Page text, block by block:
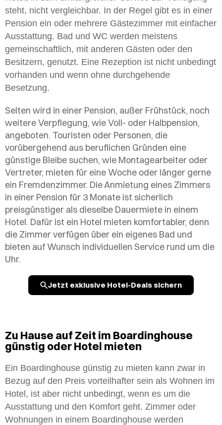
steht, nicht vergleichbar. In der Regel gibt es in einer
Pension ein oder mehrere Gästezimmer mit einfacher
Ausstattung. Bad und WC werden meistens
gemeinschaftlich, mit anderen Gästen oder den
Besitzern, genutzt. Eine Rezeption ist nicht unbedingt
vorhanden und wenn ohne durchgehende
Besetzung.
Selten wird in einer Pension, außer Frühstück, noch
weitere Verpflegung, wie Voll- oder Halbpension,
angeboten. Touristen oder Personen, die
vorübergehend aus beruflichen Gründen eine
günstige Bleibe suchen, wie Montagearbeiter oder
Vertreter, mieten für eine Woche oder länger gerne
ein Fremdenzimmer. Die Anmietung eines Zimmers
in einer Pension für 3 Monate ist sicherlich
preisgünstiger als dieselbe Dauermiete in einem
Hotel. Dafür ist ein Hotel mieten komfortabler, denn
die Zimmer verfügen über ein eigenes Bad und
bieten auf Wunsch individuellen Service rund um die
Uhr.
Jetzt exklusive Hotel-Deals sichern
Zu Hause auf Zeit im Boardinghouse
günstig oder Hotel mieten
Ein Boardinghouse günstig zu mieten kann zwar in
Bezug auf den Preis vorteilhafter sein als Wohnen im
Hotel, ist aber nicht unbedingt, wenn es um die
Ausstattung und den Komfort geht. Zimmer oder
Wohnungen in einem Boardinghouse werden